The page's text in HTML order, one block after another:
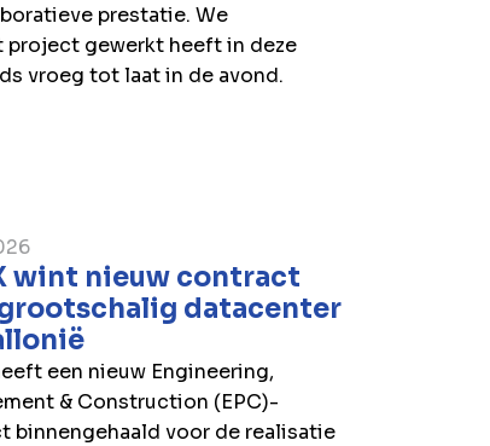
prestatie. We
project gewerkt heeft in deze
vroeg tot laat in de avond.
wint nieuw contract
datacenter
een nieuw Engineering,
& Construction (EPC)-
binnengehaald voor de realisatie